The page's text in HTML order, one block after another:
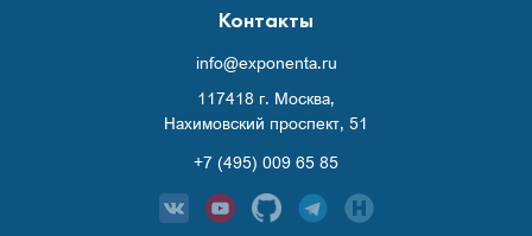
Контакты
info@exponenta.ru
117418 г. Москва,
Нахимовский проспект, 51
+7 (495) 009 65 85